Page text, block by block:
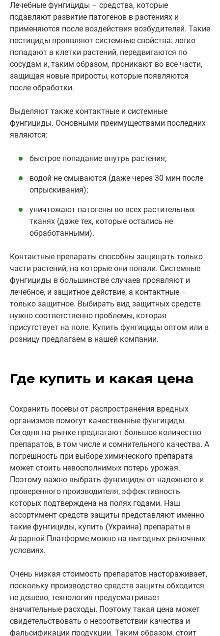
Лечебные фунгициды – средства, которые
подавляют развитие патогенов в растениях и
применяются после воздействия возбудителей. Такие
пестициды проявляют системные свойства: легко
попадают в клетки растений, передвигаются по
сосудам и, таким образом, проникают во все части,
защищая новые приросты, которые появляются
после обработки.
Выделяют также контактные и системные
фунгициды. Основными преимуществами последних
являются:
быстрое попадание внутрь растения;
водой не смываются (даже через 30 мин после
опрыскивания);
уничтожают патогены во всех растительных
тканях (даже тех, которые остались не
обработанными).
Контактные препараты способны защищать только
части растений, на которые они попали. Системные
фунгициды в большинстве случаев проявляют и
лечебное, и защитное действие, а контактные –
только защитное. Выбирать вид защитных средств
нужно соответственно проблемы, которая
присутствует на поле. Купить фунгициды оптом или в
розницу предлагаем в нашей компании.
Где купить и какая цена
Сохранить посевы от распространения вредных
организмов помогут качественные фунгициды.
Сегодня на рынке предлагают большое количество
препаратов, в том числе и сомнительного качества. А
погрешность при выборе химического препарата
может стоить невосполнимых потерь урожая.
Поэтому важно выбрать фунгициды от надежного и
проверенного производителя, эффективность
которых подтверждена на полях годами. Наш
ассортимент средств защиты представляют именно
такие фунгициды, купить (Украина) препараты в
Аграрной Платформе можно на выгодных рыночных
условиях.
Очень низкая стоимость препаратов настораживает,
поскольку производство средств защиты обходится
не дешево, технология предусматривает
значительные расходы. Поэтому такая цена может
свидетельствовать о несоответствии качества и
фальсификации продукции. Таким образом, стоит